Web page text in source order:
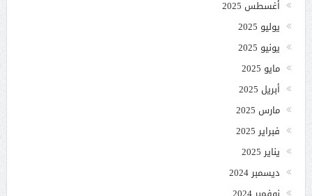
أغسطس 2025
يوليو 2025
يونيو 2025
مايو 2025
أبريل 2025
مارس 2025
فبراير 2025
يناير 2025
ديسمبر 2024